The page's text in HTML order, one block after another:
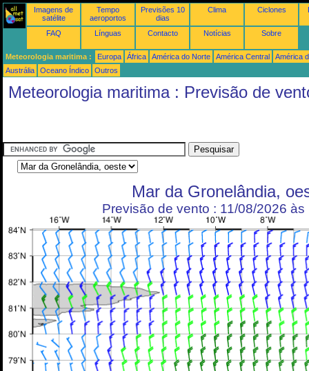
Imagens de
satélite
Tempo
aeroportos
Previsões 10
dias
Clima Ciclones
FAQ Línguas Contacto Notícias Sobre
Meteorologia maritima : Europa África América do Norte América Central
América
Austrália
Oceano Índico Outros
Meteorologia maritima : Previsão de
Mar da Gronelândia,
Previsão de vento : 11/08/2026 às